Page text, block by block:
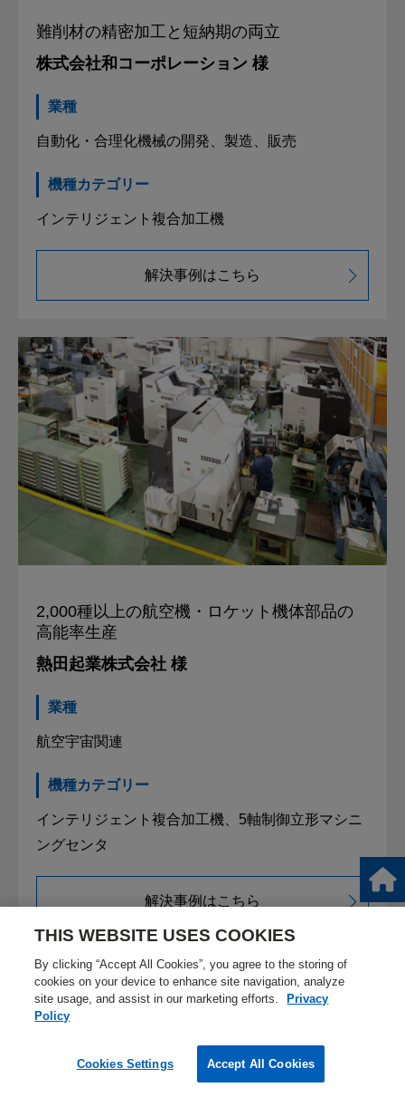
難削材の精密加工と短納期の両立
株式会社和コーポレーション 様
業種
自動化・合理化機械の開発、製造、販売
機種カテゴリー
インテリジェント複合加工機
解決事例はこちら
2,000種以上の航空機・ロケット機体部品の
高能率生産
熱田起業株式会社 様
業種
航空宇宙関連
機種カテゴリー
インテリジェント複合加工機、5軸制御立形マシニ
ングセンタ
解決事例はこちら
THIS WEBSITE USES COOKIES
By clicking “Accept All Cookies”, you agree to the storing of
cookies on your device to enhance site navigation, analyze
site usage, and assist in our marketing efforts.
Privacy
Policy
Cookies Settings Accept All Cookies